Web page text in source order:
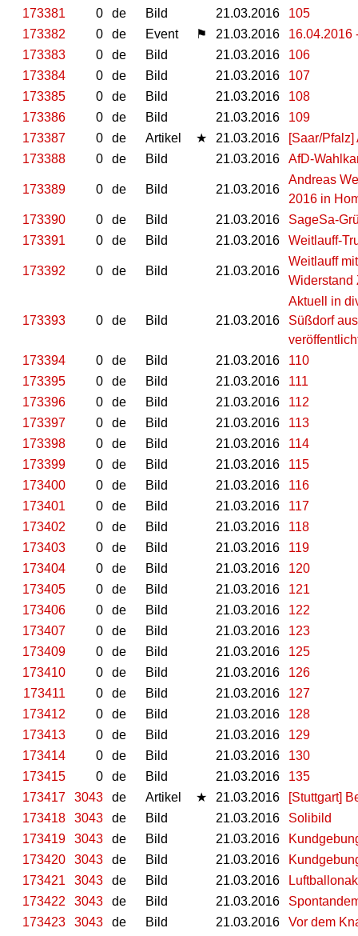
173381
0 de Bild 21.03.2016
105
173382
0 de Event ⚑ 21.03.2016
16.04.2016
173383
0 de Bild 21.03.2016
106
173384
0 de Bild 21.03.2016
107
173385
0 de Bild 21.03.2016
108
173386
0 de Bild 21.03.2016
109
173387
0 de Artikel ★ 21.03.2016
[Saar/
173388
0 de Bild 21.03.2016 AfD-
173389 0 de Bild 21.03.2016
Andreas
2016 in
173390
0 de Bild 21.03.2016
SageSa-
173391
0 de Bild 21.03.2016 Weitlauff-
173392 0 de Bild 21.03.2016
Weitlauff
Widerstand
173393 0 de Bild 21.03.2016
Aktuell in
Süßdorf
173394
0 de Bild 21.03.2016
110
173395
0 de Bild 21.03.2016
111
173396
0 de Bild 21.03.2016
112
173397
0 de Bild 21.03.2016
113
173398
0 de Bild 21.03.2016
114
173399
0 de Bild 21.03.2016
115
173400
0 de Bild 21.03.2016
116
173401
0 de Bild 21.03.2016
117
173402
0 de Bild 21.03.2016
118
173403
0 de Bild 21.03.2016
119
173404
0 de Bild 21.03.2016
120
173405
0 de Bild 21.03.2016
121
173406
0 de Bild 21.03.2016
122
173407
0 de Bild 21.03.2016
123
173409
0 de Bild 21.03.2016
125
173410
0 de Bild 21.03.2016
126
173411
0 de Bild 21.03.2016
127
173412
0 de Bild 21.03.2016
128
173413
0 de Bild 21.03.2016
129
173414
0 de Bild 21.03.2016
130
173415
0 de Bild 21.03.2016
135
173417
3043 de Artikel ★ 21.03.2016
[Stuttgart]
173418
3043 de Bild 21.03.2016
Solibild
173419
3043 de Bild 21.03.2016
173420
3043 de Bild 21.03.2016
173421
3043 de Bild 21.03.2016
173422
3043 de Bild 21.03.2016
173423
3043 de Bild 21.03.2016
Vor dem